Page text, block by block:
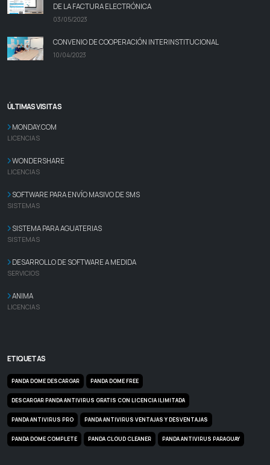
DE LA FACTURA ELECTRÓNICA
03/05/2023
CONVENIO DE COOPERACIÓN INTERINSTITUCIONAL
10/04/2023
ÚLTIMAS VISITAS
MONDAY.COM
LICENCIAS
WONDERSHARE
LICENCIAS
SOFTWARE PARA ENVÍO MASIVO DE SMS
SISTEMAS
SISTEMA PARA AGUATERIAS
SISTEMAS
DESARROLLO DE SOFTWARE A MEDIDA
SERVICIOS
ANIMA
LICENCIAS
ETIQUETAS
PANDA DOME DESCARGAR PANDA DOME FREE
DESCARGAR PANDA ANTIVIRUS GRATIS CON LICENCIA ILIMITADA
PANDA ANTIVIRUS PRO PANDA ANTIVIRUS VENTAJAS Y DESVENTAJAS
PANDA DOME COMPLETE PANDA CLOUD CLEANER PANDA ANTIVIRUS PARAGUAY